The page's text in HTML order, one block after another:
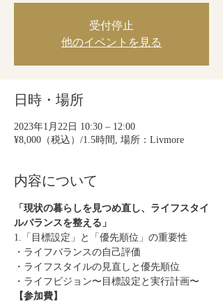
受付停止
他のイベントを見る
日時・場所
2023年1月22日 10:30 – 12:00
¥8,000（税込）/1.5時間, 場所：Livmore
内容について
「現状の暮らしを見つめ直し、ライフスタイ
ルバランスを整える」
1.「目標設定」と「優先順位」の重要性
・ライフバランスの自己評価
・ライフスタイルの見直しと優先順位
・ライフビジョン〜目標設定と実行計画〜
【参加費】